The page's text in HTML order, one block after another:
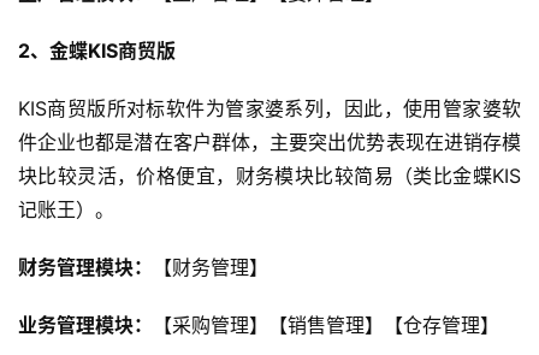
2、金蝶KIS商贸版
KIS商贸版所对标软件为管家婆系列，因此，使用管家婆软
件企业也都是潜在客户群体，主要突出优势表现在进销存模
块比较灵活，价格便宜，财务模块比较简易（类比金蝶KIS
记账王）。
财务管理模块： 【财务管理】
业务管理模块： 【采购管理】【销售管理】【仓存管理】